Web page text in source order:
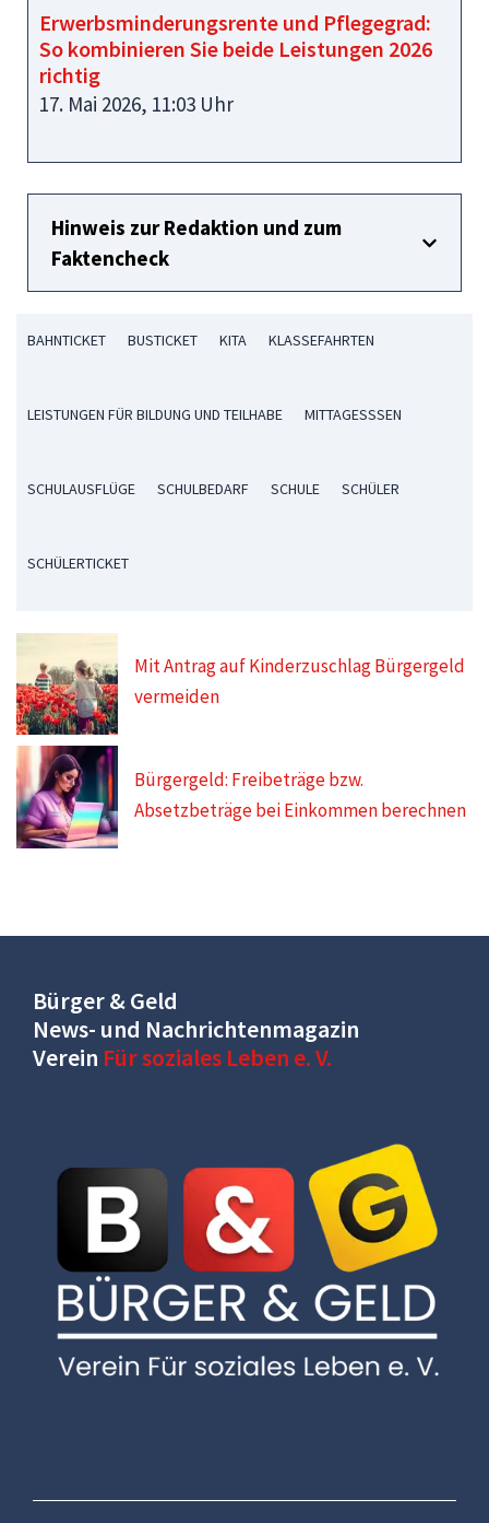
Erwerbsminderungsrente und Pflegegrad:
So kombinieren Sie beide Leistungen 2026
richtig
17. Mai 2026, 11:03 Uhr
Hinweis zur Redaktion und zum
Faktencheck
BAHNTICKET BUSTICKET KITA KLASSEFAHRTEN
LEISTUNGEN FÜR BILDUNG UND TEILHABE MITTAGESSSEN
SCHULAUSFLÜGE SCHULBEDARF SCHULE SCHÜLER
SCHÜLERTICKET
Mit Antrag auf Kinderzuschlag Bürgergeld
vermeiden
Bürgergeld: Freibeträge bzw.
Absetzbeträge bei Einkommen berechnen
Bürger & Geld
News- und Nachrichtenmagazin
Verein Für soziales Leben e. V.